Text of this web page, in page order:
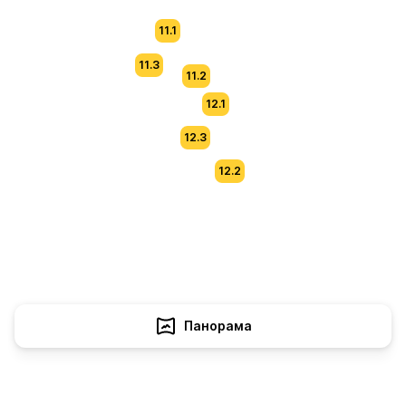
11.3
11.1
11.2
12.1
12.2
12.3
Панорама